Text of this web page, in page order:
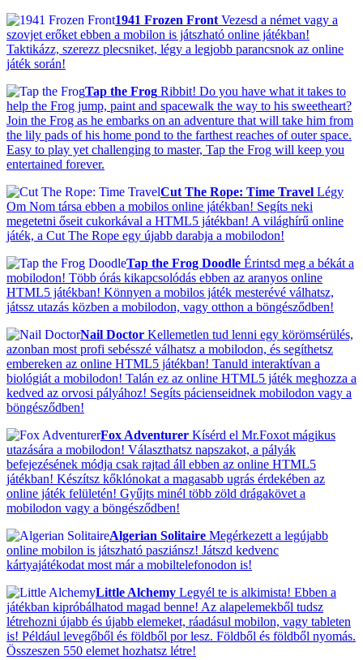
1941 Frozen Front Vezesd a német vagy a
szovjet erőket ebben a mobilon is játszható online játékban!
Taktikázz, szerezz plecsniket, légy a legjobb parancsnok az online
játék során!
Tap the Frog Ribbit! Do you have what it takes to
help the Frog jump, paint and spacewalk the way to his sweetheart?
Join the Frog as he embarks on an adventure that will take him from
the lily pads of his home pond to the farthest reaches of outer space.
Easy to play yet challenging to master, Tap the Frog will keep you
entertained forever.
Cut The Rope: Time Travel Légy
Om Nom társa ebben a mobilos online játékban! Segíts neki
megetetni őseit cukorkával a HTML5 játékban! A világhírű online
játék, a Cut The Rope egy újabb darabja a mobilodon!
Tap the Frog Doodle Érintsd meg a békát a
mobilodon! Több órás kikapcsolódás ebben az aranyos online
HTML5 játékban! Könnyen a mobilos játék mesterévé válhatsz,
játssz utazás közben a mobilodon, vagy otthon a böngésződben!
Nail Doctor Kellemetlen tud lenni egy körömsérülés,
azonban most profi sebésszé válhatsz a mobilodon, és segíthetsz
embereken az online HTML5 játékban! Tanuld interaktívan a
biológiát a mobilodon! Talán ez az online HTML5 játék meghozza a
kedved az orvosi pályához! Segíts pácienseidnek mobilodon vagy a
böngésződben!
Fox Adventurer Kísérd el Mr.Foxot mágikus
utazására a mobilodon! Választhatsz napszakot, a pályák
befejezésének módja csak rajtad áll ebben az online HTML5
játékban! Készítsz kőklónokat a magasabb ugrás érdekében az
online játék felületén! Gyűjts minél több zöld drágakövet a
mobilodon vagy a böngésződben!
Algerian Solitaire Megérkezett a legújabb
online mobilon is játszható pasziánsz! Játszd kedvenc
kártyajátékodat most már a mobiltelefonodon is!
Little Alchemy Legyél te is alkimista! Ebben a
játékban kipróbálhatod magad benne! Az alapelemekből tudsz
létrehozni újabb és újabb elemeket, ráadásul mobilon, vagy tableten
is! Például levegőből és földből por lesz. Földből és földből nyomás.
Összeszen 550 elemet hozhatsz létre!